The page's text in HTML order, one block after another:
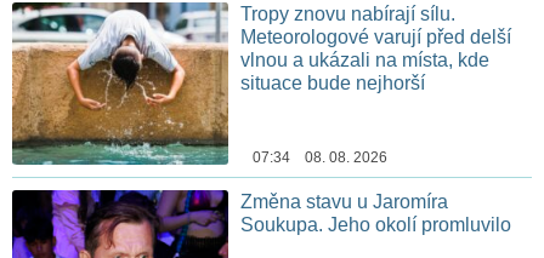
Tropy znovu nabírají sílu.
Meteorologové varují před delší
vlnou a ukázali na místa, kde
situace bude nejhorší
07:34 08. 08. 2026
Změna stavu u Jaromíra
Soukupa. Jeho okolí promluvilo